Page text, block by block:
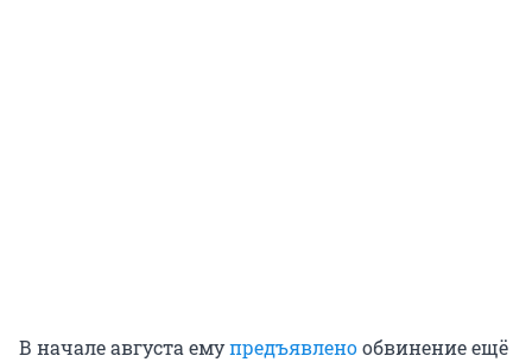
В начале августа емупредъявленообвинение ещё